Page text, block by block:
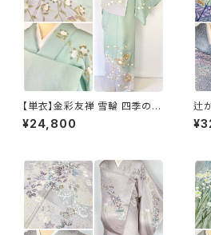
【単衣】金彩友禅 雪輪 四季の
花々 正絹 訪問着 黄緑 青緑 紫
1418
¥24,800
辻
ズ
ー